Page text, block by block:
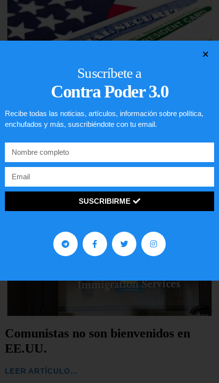
Lotería de visa de EEUU
LEER ARTÍCULO...
Comunistas no son bienvenidos en
EE.UU.
LEER ARTÍCULO...
Suscríbete a
Contra Poder 3.0
Recibe todas las noticias, artículos, información sobre política,
enchufados y más, suscribiéndote con tu email.
SUSCRIBIRME